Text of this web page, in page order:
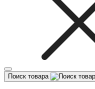
Поиск товара